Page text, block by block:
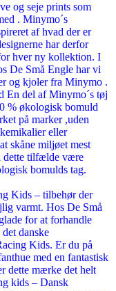
og seje prints som
. Minymo´s
af hvad der er
har derfor
hver ny kollektion. I
De Små Engle har vi
og kjoler fra Minymo .
En del af Minymo´s tøj
% økologisk bomuld
på marker ,uden
eller
skåne miljøet mest
dette tilfælde være
bomulds tag.
Kids – tilbehør der
varmt. Hos De Små
for at forhandle
danske
Kids. Er du på
med en fantastisk
dette mærke det helt
kids – Dansk